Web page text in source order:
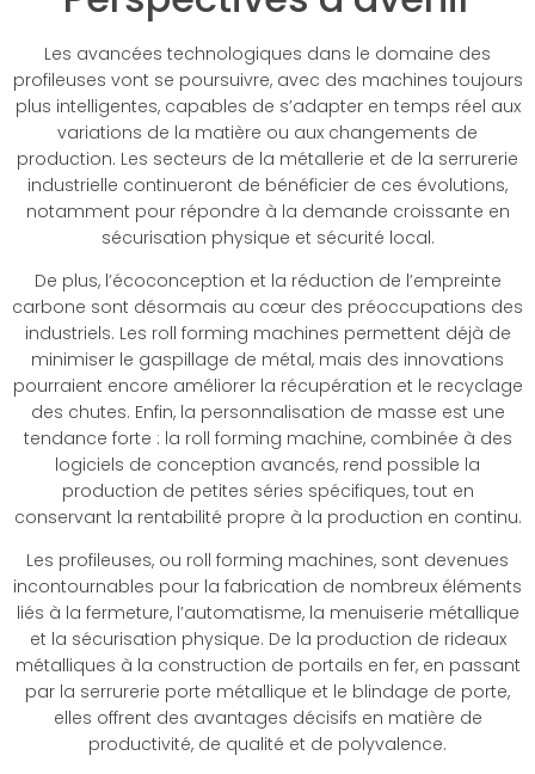
Les avancées technologiques dans le domaine des
profileuses vont se poursuivre, avec des machines toujours
plus intelligentes, capables de s’adapter en temps réel aux
variations de la matière ou aux changements de
production. Les secteurs de la métallerie et de la serrurerie
industrielle continueront de bénéficier de ces évolutions,
notamment pour répondre à la demande croissante en
sécurisation physique et sécurité local.
De plus, l’écoconception et la réduction de l’empreinte
carbone sont désormais au cœur des préoccupations des
industriels. Les roll forming machines permettent déjà de
minimiser le gaspillage de métal, mais des innovations
pourraient encore améliorer la récupération et le recyclage
des chutes. Enfin, la personnalisation de masse est une
tendance forte : la roll forming machine, combinée à des
logiciels de conception avancés, rend possible la
production de petites séries spécifiques, tout en
conservant la rentabilité propre à la production en continu.
Les profileuses, ou roll forming machines, sont devenues
incontournables pour la fabrication de nombreux éléments
liés à la fermeture, l’automatisme, la menuiserie métallique
et la sécurisation physique. De la production de rideaux
métalliques à la construction de portails en fer, en passant
par la serrurerie porte métallique et le blindage de porte,
elles offrent des avantages décisifs en matière de
productivité, de qualité et de polyvalence.